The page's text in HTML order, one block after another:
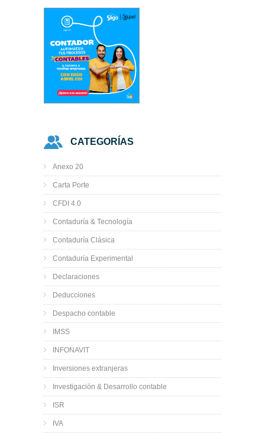
CATEGORÍAS
Anexo 20
Carta Porte
CFDI 4.0
Contaduría & Tecnología
Contaduría Clásica
Contaduría Experimental
Declaraciones
Deducciones
Despacho contable
IMSS
INFONAVIT
Inversiones extranjeras
Investigación & Desarrollo contable
ISR
IVA